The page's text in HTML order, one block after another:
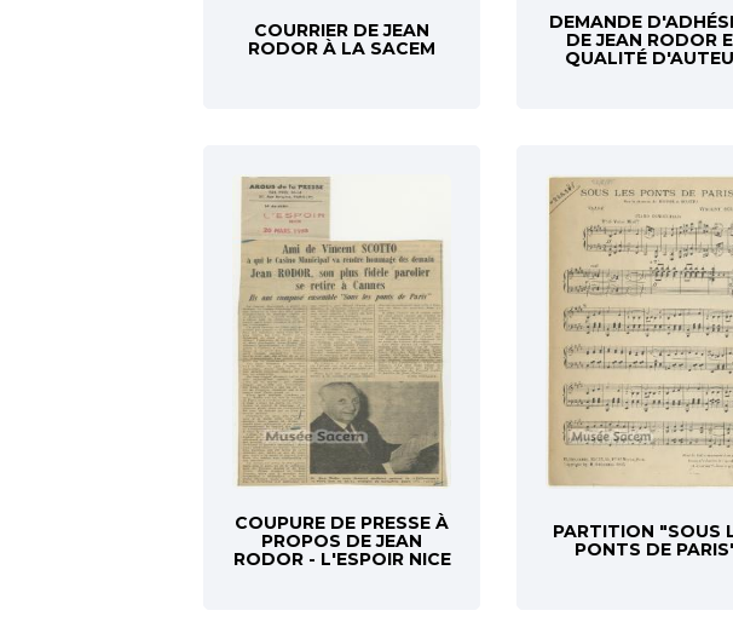
COURRIER DE JEAN
RODOR À LA SACEM
DEMANDE
DE JEAN RODOR
QUALITÉ
COUPURE DE PRESSE À
PROPOS DE JEAN
RODOR - L'ESPOIR NICE
PARTITION "SOUS
PONTS DE